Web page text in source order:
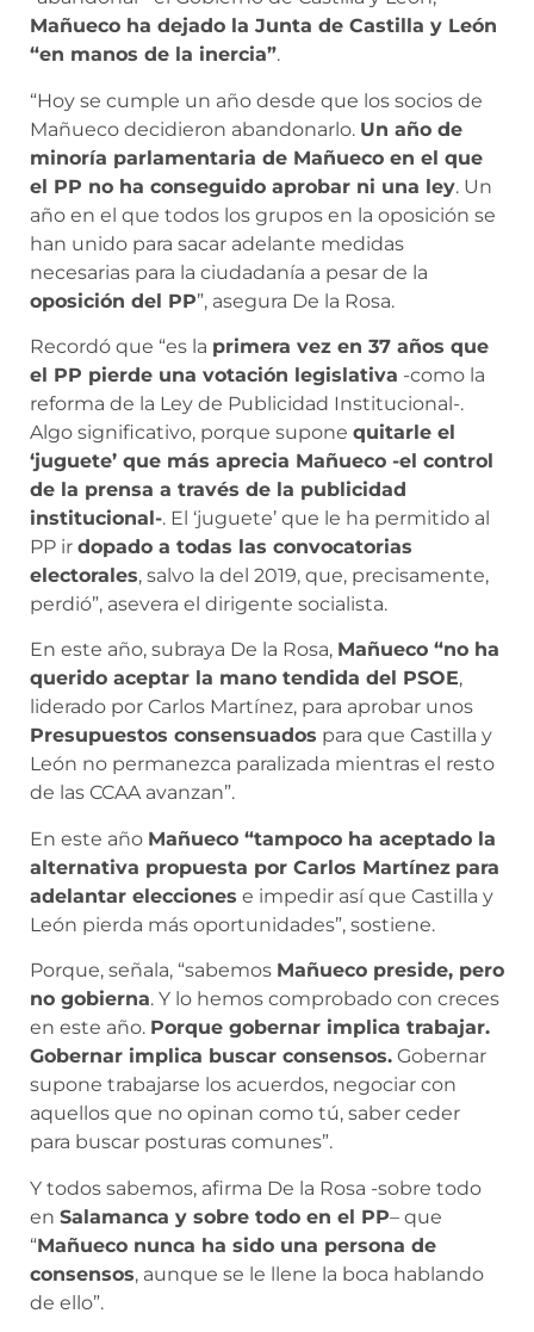
Mañueco ha dejado la Junta de Castilla y León
“en manos de la inercia”.
“Hoy se cumple un año desde que los socios de
Mañueco decidieron abandonarlo. Un año de
minoría parlamentaria de Mañueco en el que
el PP no ha conseguido aprobar ni una ley. Un
año en el que todos los grupos en la oposición se
han unido para sacar adelante medidas
necesarias para la ciudadanía a pesar de la
oposición del PP”, asegura De la Rosa.
Recordó que “es la primera vez en 37 años que
el PP pierde una votación legislativa -como la
reforma de la Ley de Publicidad Institucional-.
Algo significativo, porque supone quitarle el
‘juguete’ que más aprecia Mañueco -el control
de la prensa a través de la publicidad
institucional-. El ‘juguete’ que le ha permitido al
PP ir dopado a todas las convocatorias
electorales, salvo la del 2019, que, precisamente,
perdió”, asevera el dirigente socialista.
En este año, subraya De la Rosa, Mañueco “no ha
querido aceptar la mano tendida del PSOE,
liderado por Carlos Martínez, para aprobar unos
Presupuestos consensuados para que Castilla y
León no permanezca paralizada mientras el resto
de las CCAA avanzan”.
En este año Mañueco “tampoco ha aceptado la
alternativa propuesta por Carlos Martínez para
adelantar elecciones e impedir así que Castilla y
León pierda más oportunidades”, sostiene.
Porque, señala, “sabemos Mañueco preside, pero
no gobierna. Y lo hemos comprobado con creces
en este año. Porque gobernar implica trabajar.
Gobernar implica buscar consensos. Gobernar
supone trabajarse los acuerdos, negociar con
aquellos que no opinan como tú, saber ceder
para buscar posturas comunes”.
Y todos sabemos, afirma De la Rosa -sobre todo
en Salamanca y sobre todo en el PP– que
“Mañueco nunca ha sido una persona de
consensos, aunque se le llene la boca hablando
de ello”.